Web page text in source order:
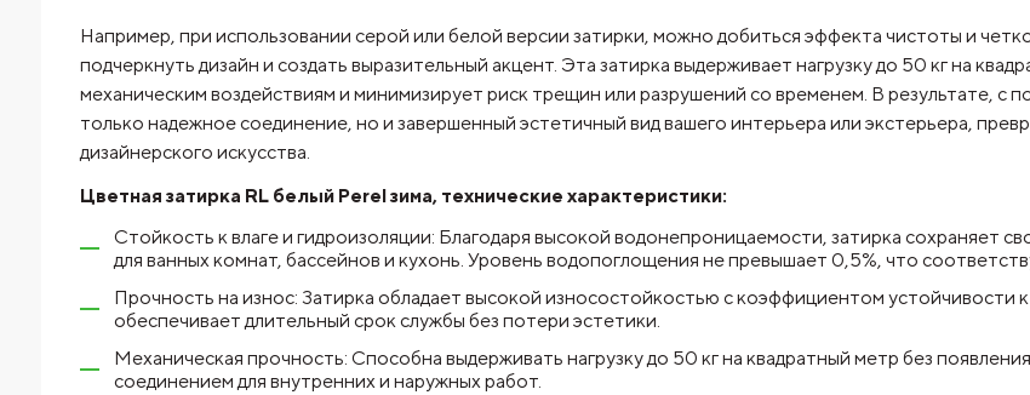
Например, при использовании серой или белой версии затирки, можно добиться эффекта чистоты и
подчеркнуть дизайн и создать выразительный акцент. Эта затирка выдерживает нагрузку до 50 кг на
механическим воздействиям и минимизирует риск трещин или разрушений со временем. В результате, с
только надежное соединение, но и завершенный эстетичный вид вашего интерьера или экстерьера,
дизайнерского искусства.
Цветная затирка RL белый Perel зима, технические характеристики:
Стойкость к влаге и гидроизоляции: Благодаря высокой водонепроницаемости, затирка сохраняет
для ванных комнат, бассейнов и кухонь. Уровень водопоглощения не превышает 0,5%, что
Прочность на износ: Затирка обладает высокой износостойкостью с коэффициентом устойчивости
обеспечивает длительный срок службы без потери эстетики.
Механическая прочность: Способна выдерживать нагрузку до 50 кг на квадратный метр без
соединением для внутренних и наружных работ.